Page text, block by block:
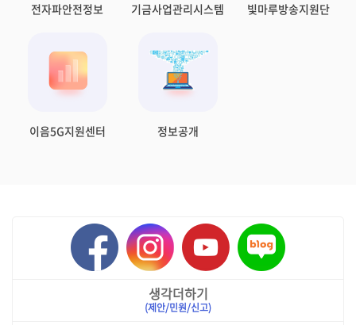
전자파안전정보 기금사업관리시스템 빛마루방송지원단
이음5G지원센터 정보공개
생각더하기
(제안/민원/신고)